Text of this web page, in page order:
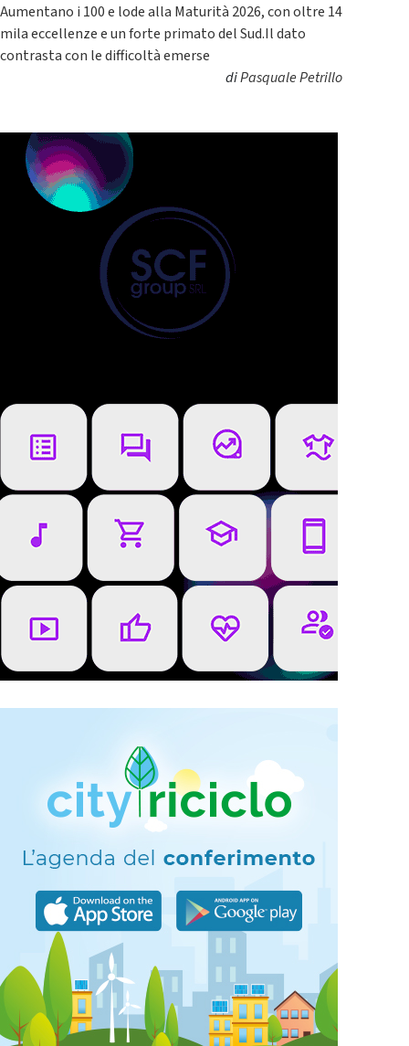
Aumentano i 100 e lode alla Maturità 2026, con oltre 14
mila eccellenze e un forte primato del Sud.Il dato
contrasta con le difficoltà emerse
diPasquale Petrillo